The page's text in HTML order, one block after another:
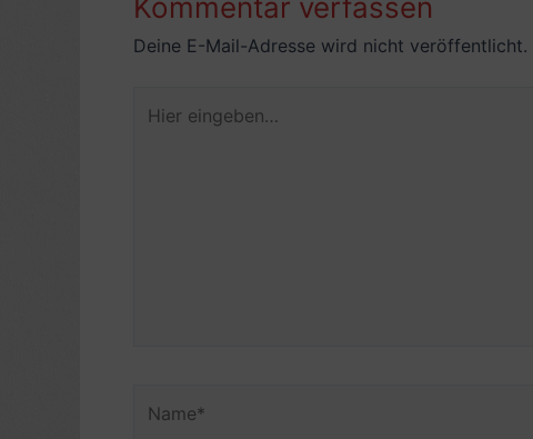
Kommentar verfassen
Deine E-Mail-Adresse wird nicht veröffentlicht.
eingeben…